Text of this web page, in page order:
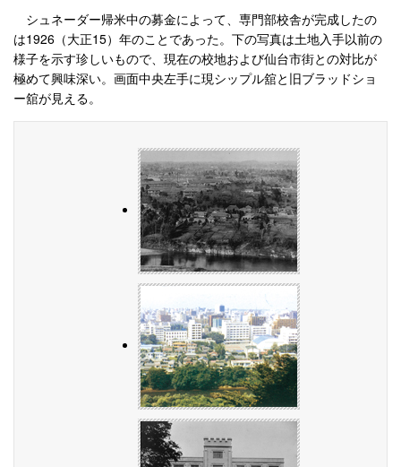
シュネーダー帰米中の募金によって、専門部校舎が完成したの
は1926（大正15）年のことであった。下の写真は土地入手以前の
様子を示す珍しいもので、現在の校地および仙台市街との対比が
極めて興味深い。画面中央左手に現シップル舘と旧ブラッドショ
ー舘が見える。